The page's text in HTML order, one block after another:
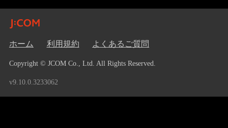
ホーム 利用規約 よくあるご質問
Copyright © JCOM Co., Ltd. All Rights Reserved.
v9.10.0.3233062